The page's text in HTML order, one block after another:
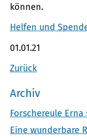
können.
Helfen und
01.01.21
Zurück
Archiv
Forschereule
Eine wunderbare